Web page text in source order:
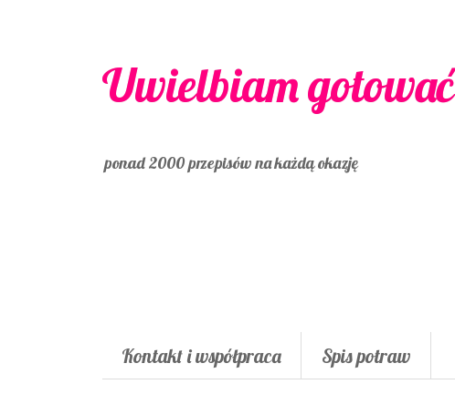
Uwielbiam gotować
ponad 2000 przepisów na każdą okazję
Kontakt i współpraca Spis potraw